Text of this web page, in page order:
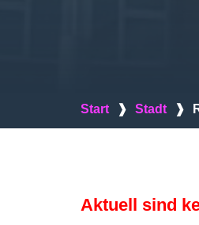
Start ❱ Stadt ❱
Aktuell sind